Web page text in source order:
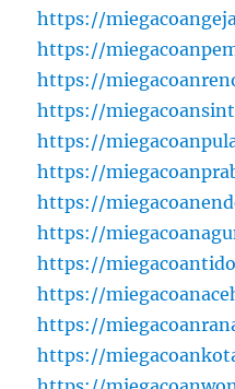
https://
https://
https://
https://
https://
https://
https://
https://
https://
https://
https://
https://